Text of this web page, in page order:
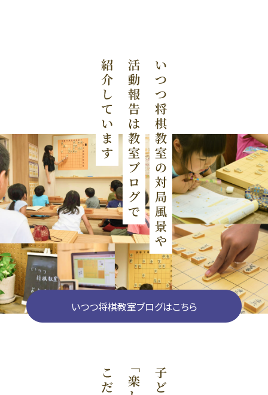
いつつ将棋教室ブログはこちら